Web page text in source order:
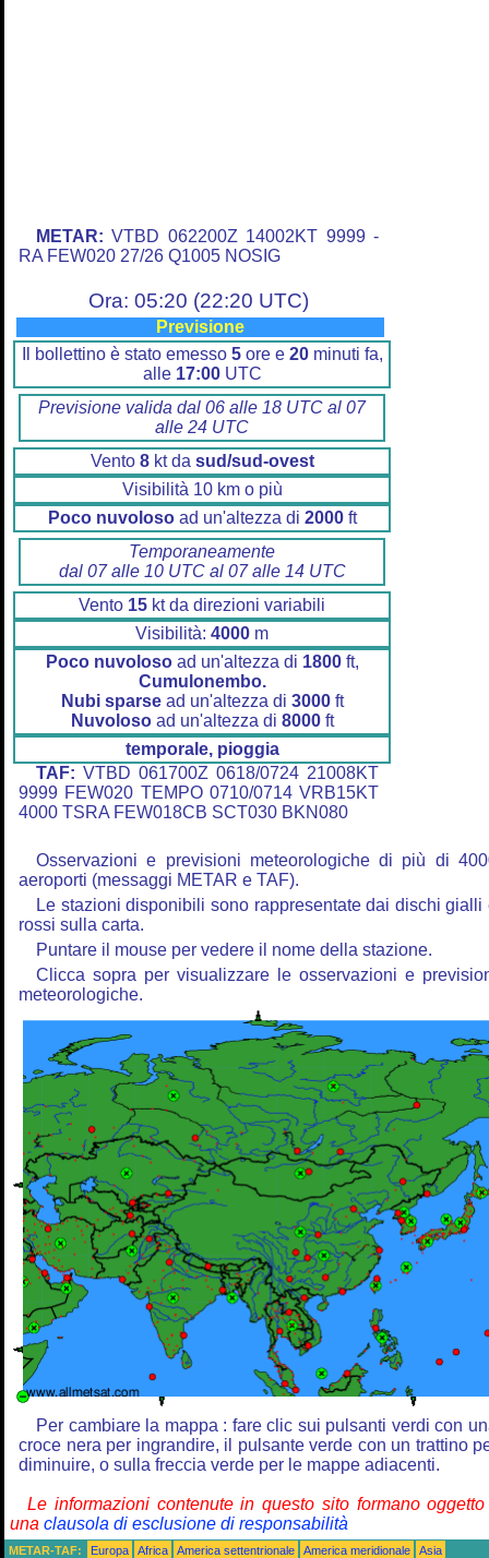
METAR: VTBD 062200Z 14002KT 9999 -
RA FEW020 27/26 Q1005 NOSIG
Ora: 05:20 (22:20 UTC)
Previsione
Il bollettino è stato emesso 5ore e 20minuti fa,
alle 17:00UTC
Previsione valida dal 06 alle 18 UTC al 07
alle 24 UTC
Vento 8kt da sud/sud-ovest
Visibilità 10 km o più
Poco nuvolosoad un'altezza di 2000ft
Temporaneamente
dal 07 alle 10 UTC al 07 alle 14 UTC
Vento 15 kt da direzioni variabili
Visibilità: 4000 m
Poco nuvolosoad un'altezza di 1800ft,
Cumulonembo.
Nubi sparsead un'altezza di 3000ft
Nuvolosoad un'altezza di 8000ft
temporale, pioggia
TAF: VTBD 061700Z 0618/0724 21008KT
9999 FEW020 TEMPO 0710/0714 VRB15KT
4000 TSRA FEW018CB SCT030 BKN080
Osservazioni e previsioni meteorologiche di più di
aeroporti (messaggi METAR e TAF).
Le stazioni disponibili sono rappresentate dai dischi gialli
rossi sulla carta.
Puntare il mouse per vedere il nome della stazione.
Clicca sopra per visualizzare le osservazioni e
meteorologiche.
Per cambiare la mappa : fare clic sui pulsanti verdi con
croce nera per ingrandire, il pulsante verde con un trattino
diminuire, o sulla freccia verde per le mappe adiacenti.
Le informazioni contenute in questo sito formano
una clausola di esclusione di responsabilità
METAR-TAF: Europa Africa America settentrionale America meridionale Asia